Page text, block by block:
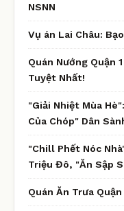
NSNN
Vụ án Lai Châu:
Quán Nướng Quận
Tuyệt Nhất!
"Giải Nhiệt Mùa
Của Chóp" Dân
"Chill Phết Nóc
Triệu Đô, "Ăn Sập
Quán Ăn Trưa